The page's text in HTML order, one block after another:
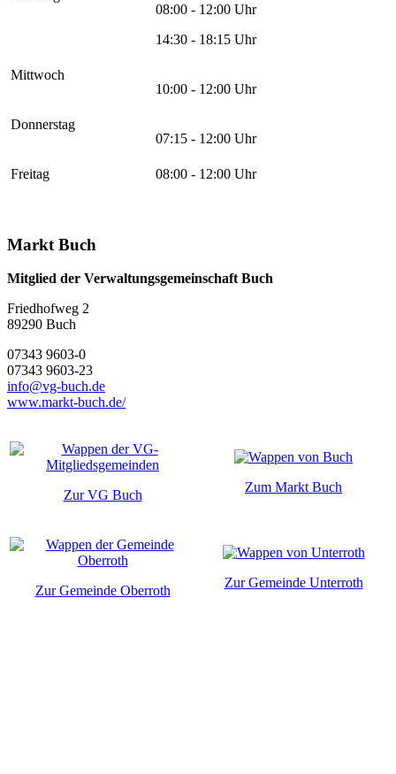
08:00 - 12:00 Uhr
14:30 - 18:15 Uhr
Mittwoch
10:00 - 12:00 Uhr
Donnerstag
07:15 - 12:00 Uhr
Freitag 08:00 - 12:00 Uhr
Markt Buch
Mitglied der Verwaltungsgemeinschaft Buch
Friedhofweg 2
89290 Buch
07343 9603-0
07343 9603-23
info@vg-buch.de
www.markt-buch.de/
Zur VG Buch
Zum Markt Buch
Zur Gemeinde Oberroth
Zur Gemeinde Unterroth